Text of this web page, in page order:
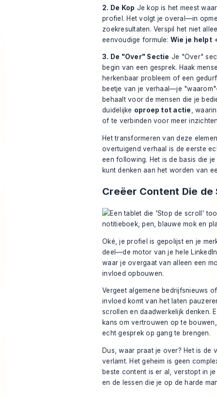
2. De Kop Je kop is het meest
profiel. Het volgt je overal—in
zoekresultaten. Verspil het niet
eenvoudige formule: Wie je helpt
3. De "Over" Sectie Je "Over"
begin van een gesprek. Haak
herkenbaar probleem of een
beetje van je verhaal—je
behaalt voor de mensen die je
duidelijke oproep tot actie
,
of te verbinden voor meer
Het transformeren van deze
overtuigend verhaal is de eerste
een following. Het is de basis die
kunt denken aan het worden van
Creëer Content Die de
Oké, je profiel is gepolijst en je
deel—de motor van je hele
waar je overgaat van alleen een
invloed opbouwen.
Vergeet algemene bedrijfsnieuws
invloed komt van het laten
scrollen en daadwerkelijkdenken.
kans om vertrouwen op te
echt gesprek op gang te brengen.
Dus, waar praat je over? Het is de
verlamt. Het geheim is geen
beste content is er al, verstopt in
en de lessen die je op de harde